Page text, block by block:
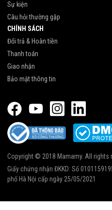
Sự kiện
Câu hỏi thường gặp
CHÍNH SÁCH
Đổi trả & Hoàn tiền
Thanh toán
Giao nhận
Bảo mật thông tin
Copyright © 2018 Mamamy. All rights
Giấy chứng nhận ĐKKD: Số
phố Hà Nội cấp ngày 25/05/2021